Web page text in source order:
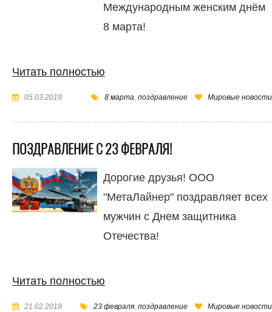
Международным женским днём
8 марта!
Читать полностью
05.03.2019 Мировые новости
8 марта, поздравление
ПОЗДРАВЛЕНИЕ С 23 ФЕВРАЛЯ!
Дорогие друзья! ООО
"МетаЛайнер" поздравляет всех
мужчин с Днем защитника
Отечества!
Читать полностью
21.02.2019 Мировые новости
23 февраля, поздравление